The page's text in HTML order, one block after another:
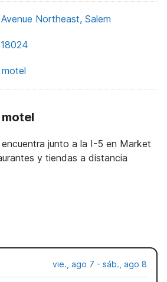
Northeast, Salem
junto a la I-5 en Market
y tiendas a distancia
vie., ago 7 - sáb., ago 8